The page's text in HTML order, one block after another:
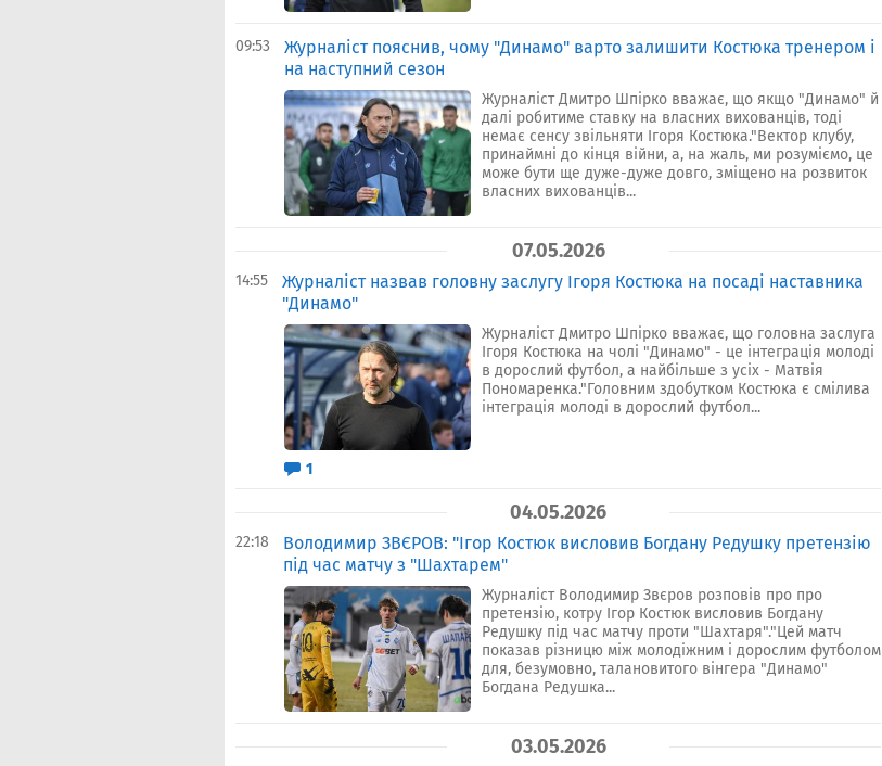
09:53
Журналіст пояснив, чому "Динамо" варто залишити Костюка тренером і
на наступний сезон
Журналіст Дмитро Шпірко вважає, що якщо "Динамо" й
далі робитиме ставку на власних вихованців, тоді
немає сенсу звільняти Ігоря Костюка."Вектор клубу,
принаймні до кінця війни, а, на жаль, ми розуміємо, це
може бути ще дуже-дуже довго, зміщено на розвиток
власних вихованців...
07.05.2026
14:55
Журналіст назвав головну заслугу Ігоря Костюка на посаді наставника
"Динамо"
Журналіст Дмитро Шпірко вважає, що головна заслуга
Ігоря Костюка на чолі "Динамо" - це інтеграція молоді
в дорослий футбол, а найбільше з усіх - Матвія
Пономаренка."Головним здобутком Костюка є смілива
інтеграція молоді в дорослий футбол...
1
04.05.2026
22:18
Володимир ЗВЄРОВ: "Ігор Костюк висловив Богдану Редушку претензію
під час матчу з "Шахтарем"
Журналіст Володимир Звєров розповів про про
претензію, котру Ігор Костюк висловив Богдану
Редушку під час матчу проти "Шахтаря"."Цей матч
показав різницю між молодіжним і дорослим футболом
для, безумовно, талановитого вінгера "Динамо"
Богдана Редушка...
03.05.2026